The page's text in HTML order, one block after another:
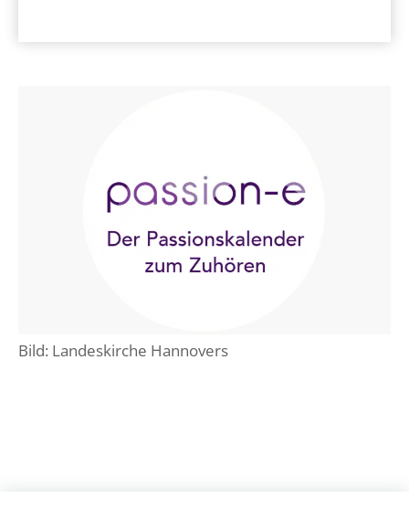
Bild: Landeskirche Hannovers